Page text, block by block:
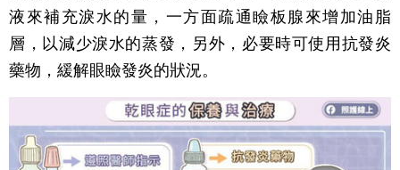
液來補充淚水的量，一方面疏通瞼板腺來增加油脂
層，以減少淚水的蒸發，另外，必要時可使用抗發炎
藥物，緩解眼瞼發炎的狀況。